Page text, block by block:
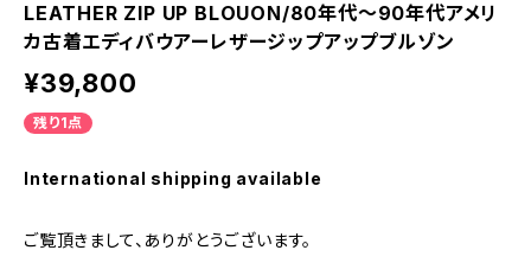
LEATHER ZIP UP BLOUON/80年代～90年代アメリ
カ古着エディバウアーレザージップアップブルゾン
¥39,800
残り1点
International shipping available
ご覧頂きまして、ありがとうございます。